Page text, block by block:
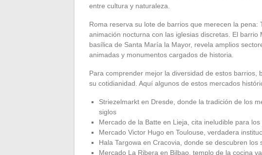
entre cultura y naturaleza.
Roma reserva su lote de barrios que merecen la
animación nocturna con las iglesias discretas. El barrio
basílica de Santa María la Mayor, revela amplios
animadas y monumentos cargados de historia.
Para comprender mejor la diversidad de estos barrios,
su cotidianidad. Aquí algunos de estos mercados
Striezelmarkt en Dresde, donde la tradición de los
siglos
Mercado de la Batte en Lieja, cita ineludible para
Mercado Victor Hugo en Toulouse, verdadera
Hala Targowa en Cracovia, donde se descubren los
Mercado La Ribera en Bilbao, templo de la cocina